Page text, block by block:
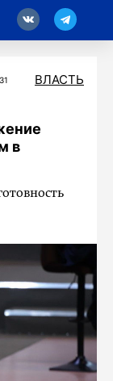
ВЛАСТЬ
в